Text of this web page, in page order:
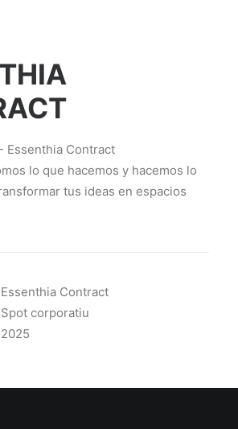
Essenthia Contract
lo que hacemos y hacemos lo
tus ideas en espacios
Essenthia Contract
Spot corporatiu
2025